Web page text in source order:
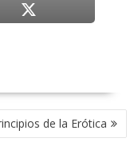
de la Erótica